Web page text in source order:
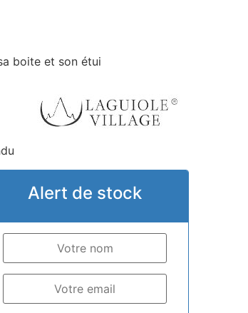
boite et son étui
Alert de stock